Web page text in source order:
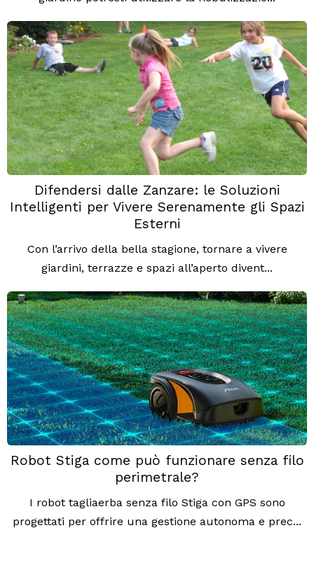
Difendersi dalle Zanzare: le Soluzioni
Intelligenti per Vivere Serenamente gli Spazi
Esterni
Con l’arrivo della bella stagione, tornare a vivere
giardini, terrazze e spazi all’aperto divent...
Robot Stiga come può funzionare senza filo
perimetrale?
I robot tagliaerba senza filo Stiga con GPS sono
progettati per offrire una gestione autonoma e prec...